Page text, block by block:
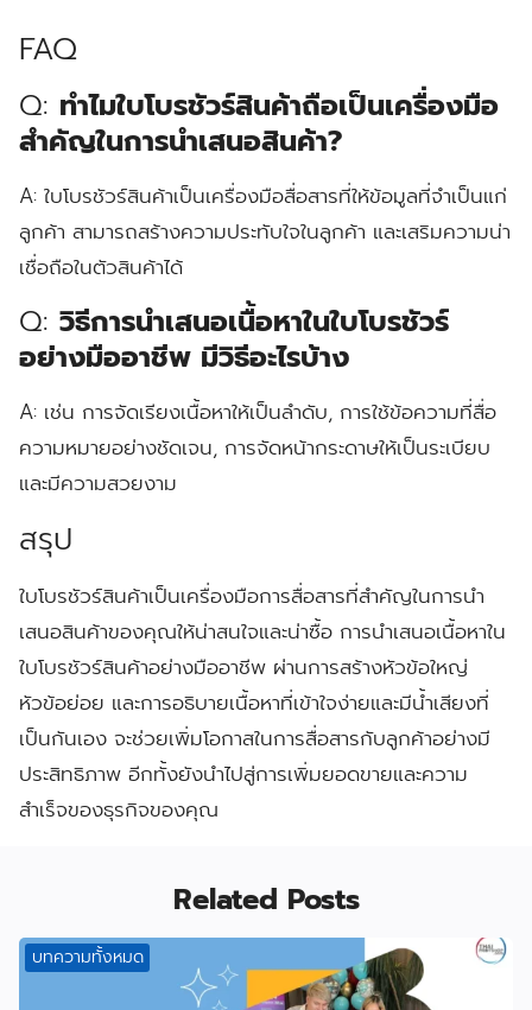
FAQ
Q: ทำไมใบโบรชัวร์สินค้าถือเป็นเครื่องมือ
สำคัญในการนำเสนอสินค้า?
A: ใบโบรชัวร์สินค้าเป็นเครื่องมือสื่อสารที่ให้ข้อมูลที่จำเป็นแก่
ลูกค้า สามารถสร้างความประทับใจในลูกค้า และเสริมความน่า
เชื่อถือในตัวสินค้าได้
Q: วิธีการนำเสนอเนื้อหาในใบโบรชัวร์
อย่างมืออาชีพ มีวิธีอะไรบ้าง
A: เช่น การจัดเรียงเนื้อหาให้เป็นลำดับ, การใช้ข้อความที่สื่อ
ความหมายอย่างชัดเจน, การจัดหน้ากระดาษให้เป็นระเบียบ
และมีความสวยงาม
สรุป
ใบโบรชัวร์สินค้าเป็นเครื่องมือการสื่อสารที่สำคัญในการนำ
เสนอสินค้าของคุณให้น่าสนใจและน่าซื้อ การนำเสนอเนื้อหาใน
ใบโบรชัวร์สินค้าอย่างมืออาชีพ ผ่านการสร้างหัวข้อใหญ่
หัวข้อย่อย และการอธิบายเนื้อหาที่เข้าใจง่ายและมีน้ำเสียงที่
เป็นกันเอง จะช่วยเพิ่มโอกาสในการสื่อสารกับลูกค้าอย่างมี
ประสิทธิภาพ อีกทั้งยังนำไปสู่การเพิ่มยอดขายและความ
สำเร็จของธุรกิจของคุณ
Related Posts
บทความทั้งหมด